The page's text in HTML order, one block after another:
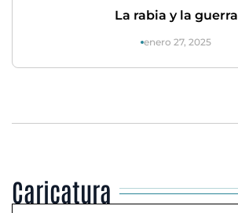
La rabia y la guerra
enero 27, 2025
Caricatura